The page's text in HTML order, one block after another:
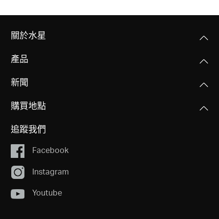
關於水星
產品
新聞
購買地點
追蹤我們
Facebook
Instagram
Youtube